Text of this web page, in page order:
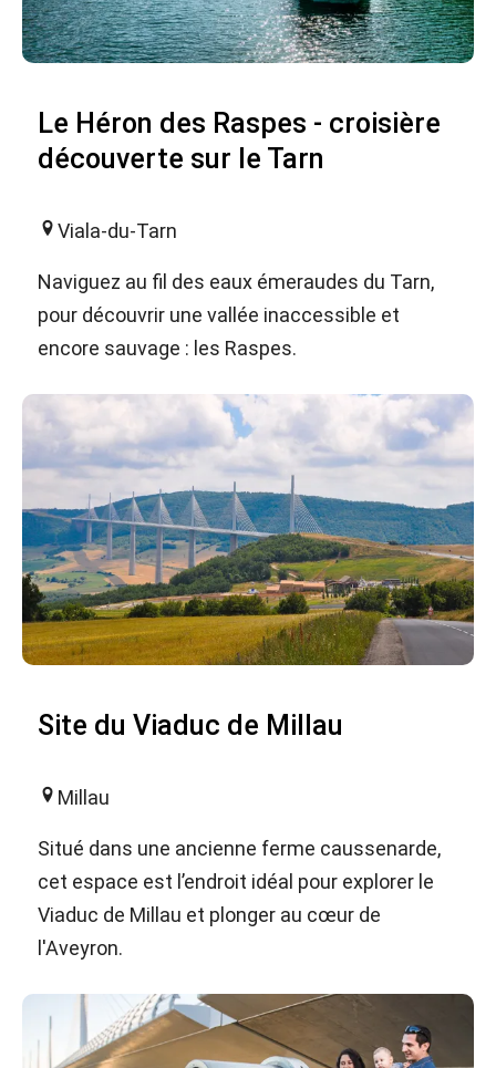
Le Héron des Raspes - croisière
découverte sur le Tarn
Viala-du-Tarn
Naviguez au fil des eaux émeraudes du Tarn,
pour découvrir une vallée inaccessible et
encore sauvage : les Raspes.
Site du Viaduc de Millau
Millau
Situé dans une ancienne ferme caussenarde,
cet espace est l’endroit idéal pour explorer le
Viaduc de Millau et plonger au cœur de
l'Aveyron.